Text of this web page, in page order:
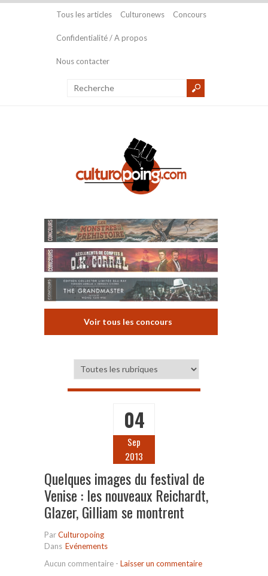
Tous les articles Culturonews Concours
Confidentialité / A propos
Nous contacter
Voir tous les concours
04
Sep
2013
Quelques images du festival de
Venise : les nouveaux Reichardt,
Glazer, Gilliam se montrent
ParCulturopoing
Dans Evénements
Aucun commentaire - Laisser un commentaire